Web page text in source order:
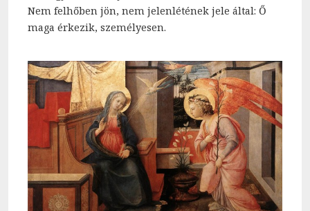
Nem felhőben jön, nem jelenlétének jele által: Ő
maga érkezik, személyesen.